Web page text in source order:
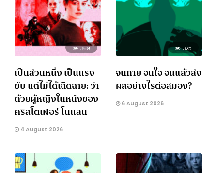
369
เป็นส่วนหนึ่ง เป็นแรง
ขับ แต่ไม่ได้เฉิดฉาย: ว่า
ด้วยผู้หญิงในหนังของ
คริสโตเฟอร์ โนแลน
4 August 2026
325
จนกาย จนใจ จนแล้วส่ง
ผลอย่างไรต่อสมอง?
6 August 2026